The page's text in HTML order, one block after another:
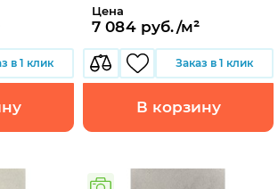
в 1 клик
Цена
7 084 руб./м²
Заказ в 1 клик
В корзину